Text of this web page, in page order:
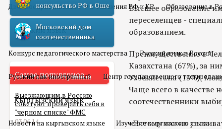
Двойное гражданство Отношения РФ и КР Образование в
Русский язык
Конкурс педагогического мастерства Русский язык в России
Русский как иностранный Центр государственного
Кыргызский язык
Новости на кыргызском языке Изучение кыргызского языка
консульство РФ в Оше
Московский дом
соотечественника
Самое популярное
Выезжающим в Россию
советуют проверить себя в
"черном списке" ФМС
03.06.14
Высшее образование
переселенцев -
образованием.
Преимущественно в
Казахстана (67%), за
Узбекистана (13%),
Чаще всего в качестве
соотечественники
«Потому важно